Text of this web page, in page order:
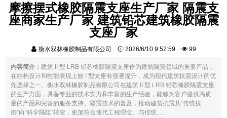
摩擦摆式橡胶隔震支座生产厂家 隔震支
座商家生产厂家 建筑铅芯建筑橡胶隔震
支座厂家
衡水双林橡胶制品有限公司 2026/6/10 9:52:59 99
内容简介：建筑 II 型 LRB 铅芯橡胶隔震支座作为建筑隔震领域的重要产品，
在结构设计和性能表现上较 I 型支座有显著提升，成为现代建筑抗震设计的优
先选择之一。衡水双林橡胶制品有限公司在建筑 II 型 LRB 铅芯橡胶隔震支座
的生产方面，具备专业的技术实力和丰富的生产经验，能够为客户提供高质
量的产品和完善的服务支持。隔震技术的普及，推动建筑抗震从“传统抗
御”向“科学隔阻”转变，更加符合现代工程理念。与传统......